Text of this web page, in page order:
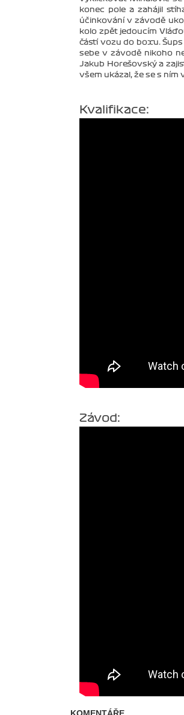
konec pole a zahájil
účinkování v závodě
kolo zpět jedoucím
částí vozu do boxu.
sebe v závodě nikoho
Jakub Horešovský a
všem ukázal, že se s
Kvalifikace:
Závod:
KOMENTÁŘE